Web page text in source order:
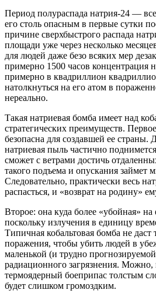
Период полураспада натрия-24 —
его столь опасным в первые сутки
причине сверхбыстрого распада
площади уже через несколько
для людей даже безо всяких мер
примерно 1500 часов концентрация
примерно в квадриллион
натолкнуться на его атом в
нереально.
Такая натриевая бомба имеет над
стратегических преимуществ.
безопасна для создавшей ее страны.
натриевая пыль частично
сможет с ветрами достичь
такого подъема и опускания займет
Следовательно, практически весь
распасться, и «возврат на родину»
Второе: она куда более «убойная»
поскольку излучения в единицу
Типичная кобальтовая бомба не даст
поражения, чтобы убить людей в
маленькой (и трудно
радиационного загрязнения. Можно,
термоядерный боеприпас толстым
будет слишком громоздким.